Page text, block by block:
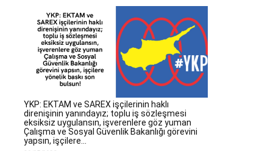
YKP: EKTAM ve SAREX işçilerinin haklı
direnişinin yanındayız; toplu iş sözleşmesi
eksiksiz uygulansın, işverenlere göz yuman
Çalışma ve Sosyal Güvenlik Bakanlığı görevini
yapsın, işçilere...